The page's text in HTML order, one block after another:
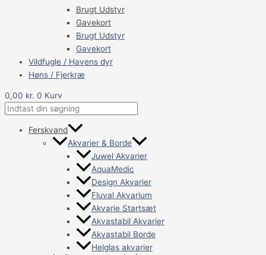
Brugt Udstyr
Gavekort
Brugt Udstyr
Gavekort
Vildfugle / Havens dyr
Høns / Fjerkræ
0,00 kr. 0 Kurv
Ferskvand
Akvarier & Borde
Juwel Akvarier
AquaMedic
Design Akvarier
Fluval Akvarium
Akvarie Startsæt
Akvastabil Akvarier
Akvastabil Borde
Helglas akvarier